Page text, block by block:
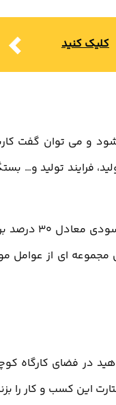
کلیک کنید
و می توان گفت
فرایند تولید و…
طبق گفته متخصصان یک کارخانه که دارای ظرفیت تولید 6500 تن آب ژاول در سال را
مجموعه ای از عوامل
در فضای کارگاه
این کسب و کار را